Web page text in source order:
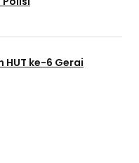
HUT ke-6 Gerai